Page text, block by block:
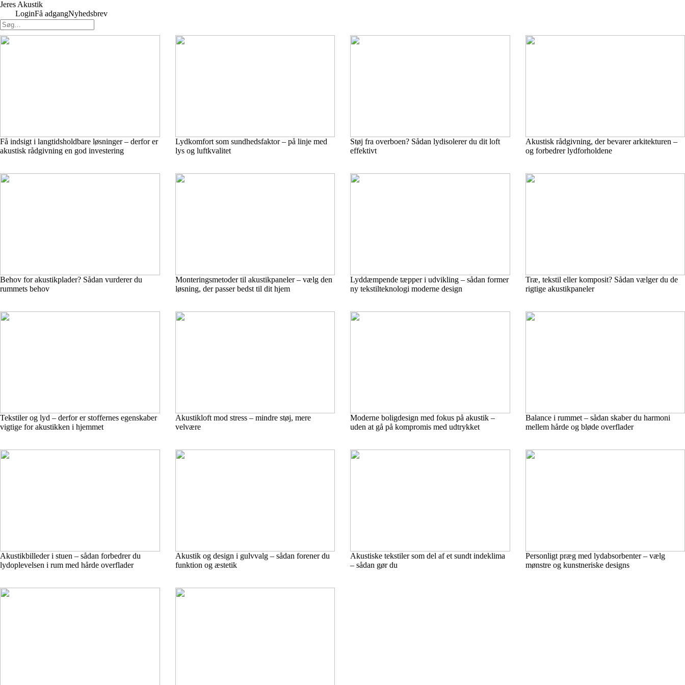
Jeres Akustik
LoginFå adgangNyhedsbrev
Få indsigt i langtidsholdbare løsninger – derfor er
akustisk rådgivning en god investering
Lydkomfort som sundhedsfaktor – på linje med
lys og luftkvalitet
Støj fra overboen? Sådan lydisolerer du dit loft
effektivt
Akustisk rådgivning, der bevarer arkitekturen –
og forbedrer lydforholdene
Behov for akustikplader? Sådan vurderer du
rummets behov
Monteringsmetoder til akustikpaneler – vælg den
løsning, der passer bedst til dit hjem
Lyddæmpende tæpper i udvikling – sådan former
ny tekstilteknologi moderne design
Træ, tekstil eller komposit? Sådan vælger du de
rigtige akustikpaneler
Tekstiler og lyd – derfor er stoffernes egenskaber
vigtige for akustikken i hjemmet
Akustikloft mod stress – mindre støj, mere
velvære
Moderne boligdesign med fokus på akustik –
uden at gå på kompromis med udtrykket
Balance i rummet – sådan skaber du harmoni
mellem hårde og bløde overflader
Akustikbilleder i stuen – sådan forbedrer du
lydoplevelsen i rum med hårde overflader
Akustik og design i gulvvalg – sådan forener du
funktion og æstetik
Akustiske tekstiler som del af et sundt indeklima
– sådan gør du
Personligt præg med lydabsorbenter – vælg
mønstre og kunstneriske designs